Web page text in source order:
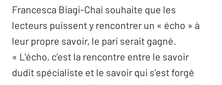
Francesca Biagi-Chai souhaite que les
lecteurs puissent y rencontrer un « écho » à
leur propre savoir, le pari serait gagné.
« L’écho, c’est la rencontre entre le savoir
dudit spécialiste et le savoir qui s’est forgé